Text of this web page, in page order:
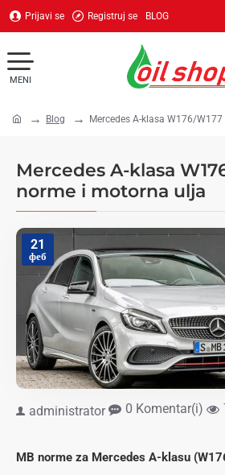
Prijavi se Registruj se BLOG
Mercedes A-klasa
norme i motorna ulja
Blog Mercedes A-klasa W176/
21
феб
administrator 0 Komentar(i)
MB norme za Mercedes A-klasu